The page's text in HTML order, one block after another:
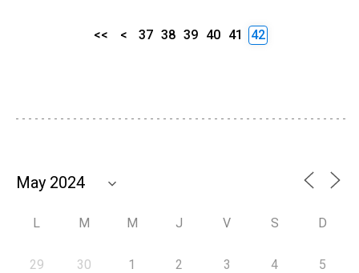
<< < 37 38 39 40 41 42
L M M J V S D
29 30 1 2 3 4 5